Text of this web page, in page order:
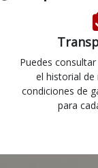
Puedes
el historial de
condiciones de
para